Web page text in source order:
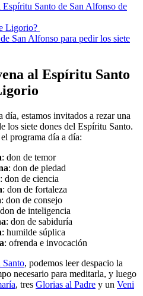
Espíritu Santo de San Alfonso de
Ligorio?
San Alfonso para pedir los siete
al Espíritu Santo
estamos invitados a rezar una
los siete dones del Espíritu Santo.
programa día a día:
: don de temor
: don de piedad
: don de ciencia
: don de fortaleza
: don de consejo
de inteligencia
: don de sabiduría
: humilde súplica
: ofrenda e invocación
Santo, podemos leer despacio la
necesario para meditarla, y luego
, tres Glorias al Padre y un Veni